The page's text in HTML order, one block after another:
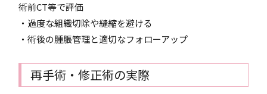
術前CT等で評価
・過度な組織切除や縫縮を避ける
・術後の腫脹管理と適切なフォローアップ
再手術・修正術の実際